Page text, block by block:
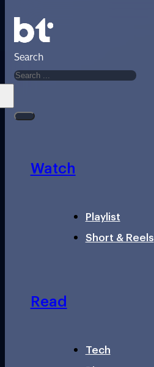
Search
Watch
Playlist
Short & Reels
Read
Tech